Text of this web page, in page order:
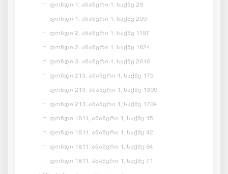
ფონდი 1, ანაწერი 1, საქმე 29
ფონდი 1, ანაწერი 1, საქმე 209
ფონდი 2, ანაწერი 1, საქმე 1197
ფონდი 2, ანაწერი 1, საქმე 1824
ფონდი 3, ანაწერი 1, საქმე 2616
ფონდი 213, ანაწერი 1, საქმე 175
ფონდი 213, ანაწერი 1, საქმე 1309
ფონდი 213, ანაწერი 1, საქმე 1704
ფონდი 1811, ანაწერი 1, საქმე 15
ფონდი 1811, ანაწერი 1, საქმე 42
ფონდი 1811, ანაწერი 1, საქმე 64
ფონდი 1811, ანაწერი 1, საქმე 71